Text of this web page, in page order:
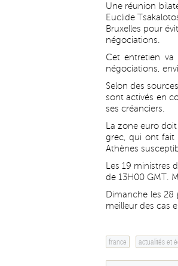
Une réunion
Euclide
Bruxelles pour
négociations.
Cet entretien
négociations,
Selon des
sont activés en
ses créanciers.
La zone euro
grec, qui ont fait
Athènes
Les 19
de 13H00 GMT.
Dimanche les
meilleur des cas
france actualités et